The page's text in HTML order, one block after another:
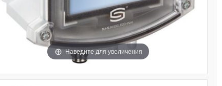
Наведите для увеличения